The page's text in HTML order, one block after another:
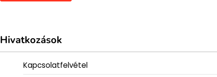
Hivatkozások
Kapcsolatfelvétel